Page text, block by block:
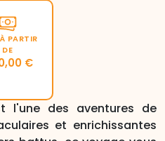
PARTIR
DE
€
l'une des aventures de
et enrichissantes